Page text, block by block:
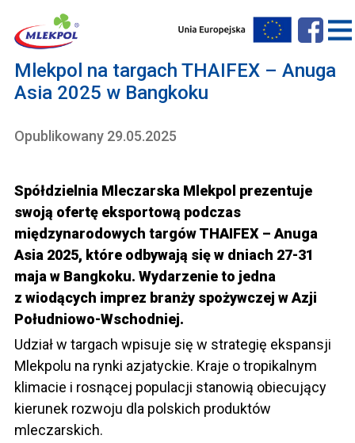
Mlekpol na targach THAIFEX – Anuga
Asia 2025 w Bangkoku
Opublikowany 29.05.2025
Spółdzielnia Mleczarska Mlekpol prezentuje
swoją ofertę eksportową podczas
międzynarodowych targów THAIFEX – Anuga
Asia 2025, które odbywają się w dniach 27-31
maja w Bangkoku. Wydarzenie to jedna
z wiodących imprez branży spożywczej w Azji
Południowo-Wschodniej.
Udział w targach wpisuje się w strategię ekspansji
Mlekpolu na rynki azjatyckie. Kraje o tropikalnym
klimacie i rosnącej populacji stanowią obiecujący
kierunek rozwoju dla polskich produktów
mleczarskich.